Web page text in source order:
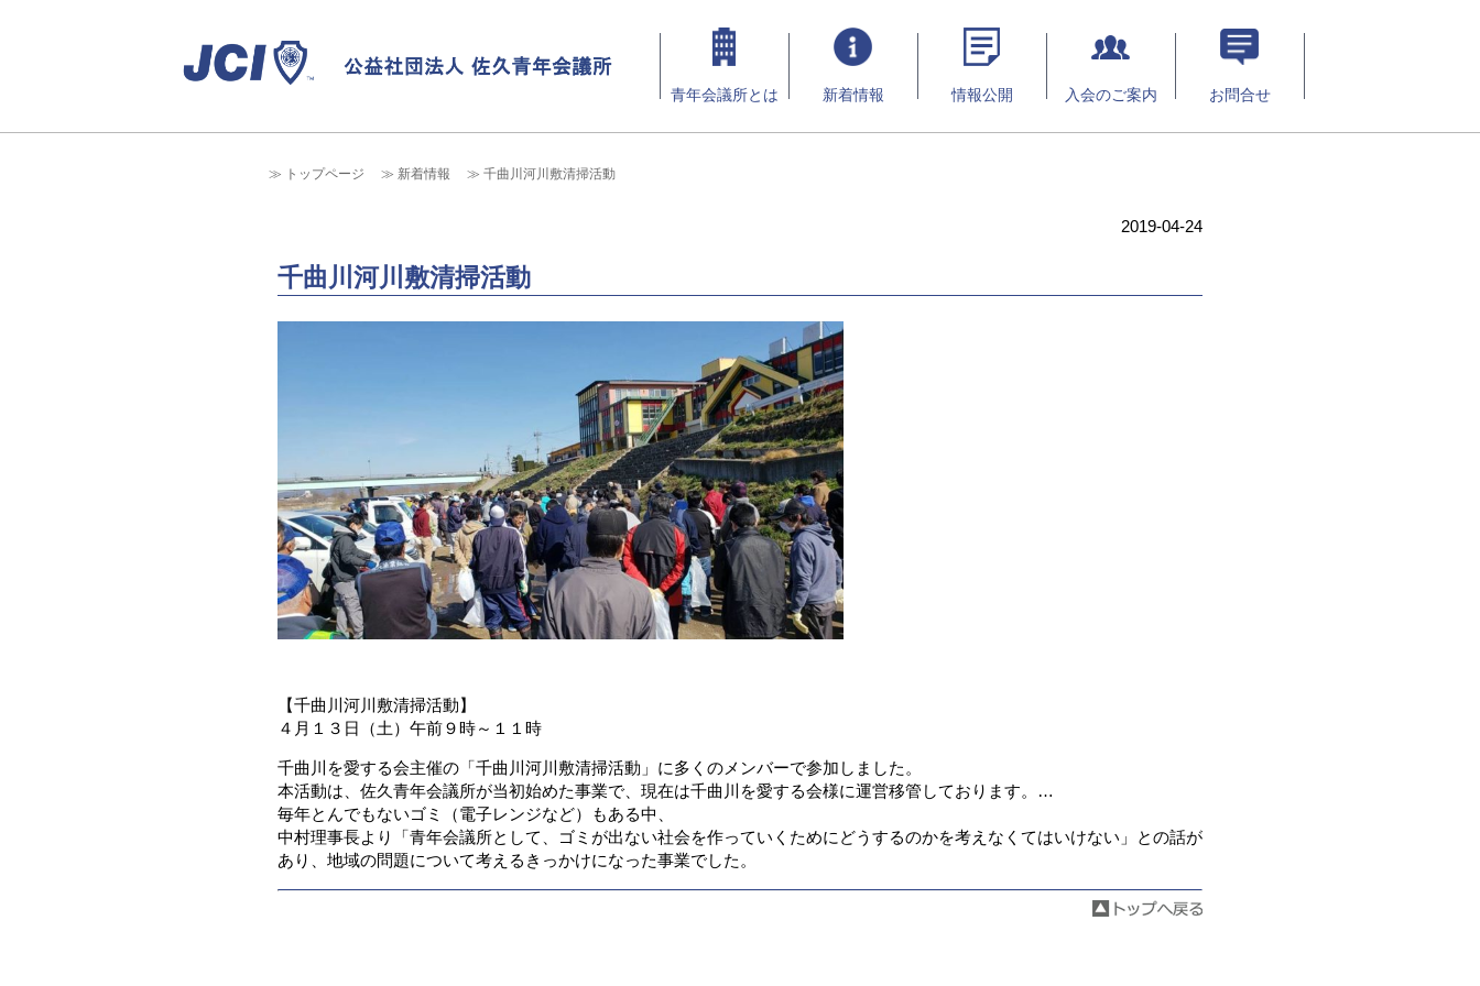
青年会議所とは 新着情報 情報公開 入会のご案内 お問合せ
トップページ 新着情報 千曲川河川敷清掃活動
2019-04-24
千曲川河川敷清掃活動
【千曲川河川敷清掃活動】
４月１３日（土）午前９時～１１時
千曲川を愛する会主催の「千曲川河川敷清掃活動」に多くのメンバーで参加しました。
本活動は、佐久青年会議所が当初始めた事業で、現在は千曲川を愛する会様に運営移管しております。
…
毎年とんでもないゴミ（電子レンジなど）もある中、
中村理事長より「青年会議所として、ゴミが出ない社会を作っていくためにどうするのかを考えなくてはいけない」との話が
あり、地域の問題について考えるきっかけになった事業でした。